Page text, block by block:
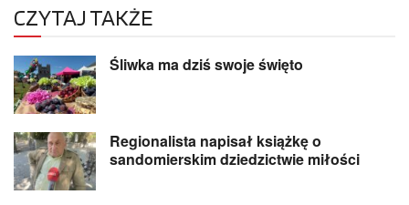
CZYTAJ TAKŻE
Śliwka ma dziś swoje święto
Regionalista napisał książkę o
sandomierskim dziedzictwie miłości